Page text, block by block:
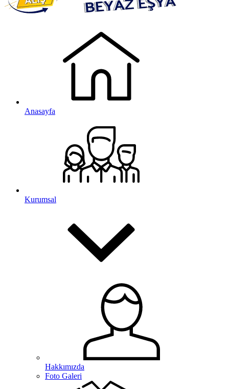
Anasayfa
Kurumsal
Hakkımızda
Foto Galeri